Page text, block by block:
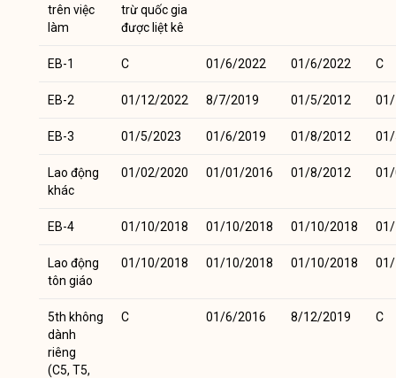
trên việc
làm
trừ quốc gia
được liệt kê
EB-1 C 01/6/2022 01/6/2022 C
EB-2 01/12/2022 8/7/2019 01/5/2012
EB-3 01/5/2023 01/6/2019 01/8/2012
Lao động
khác
01/02/2020 01/01/2016 01/8/2012
EB-4 01/10/2018 01/10/2018 01/10/2018
Lao động
tôn giáo
01/10/2018 01/10/2018 01/10/2018
5th không
dành
riêng
(C5, T5,
C 01/6/2016 8/12/2019 C